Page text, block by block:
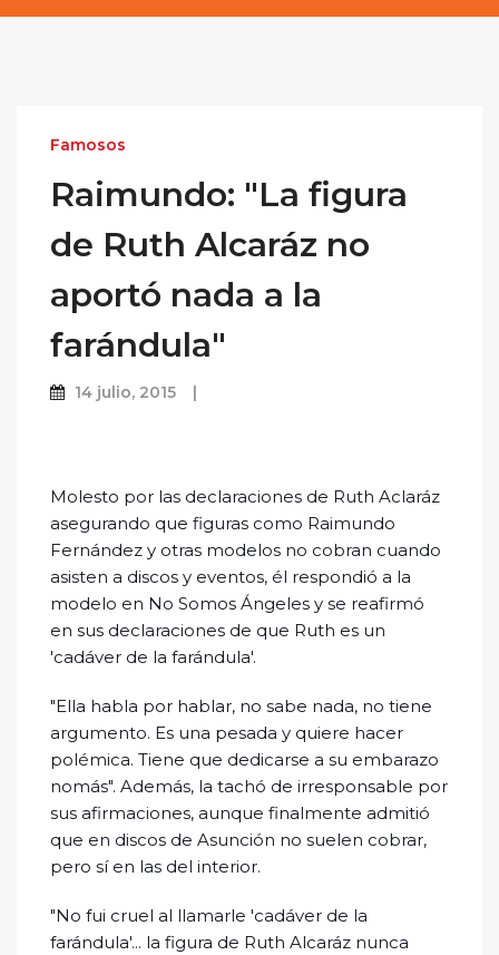
Famosos
Raimundo: "La figura
de Ruth Alcaráz no
aportó nada a la
farándula"
14 julio, 2015
Molesto por las declaraciones de Ruth Aclaráz
asegurando que figuras como Raimundo
Fernández y otras modelos no cobran cuando
asisten a discos y eventos, él respondió a la
modelo en No Somos Ángeles y se reafirmó
en sus declaraciones de que Ruth es un
'cadáver de la farándula'.
"Ella habla por hablar, no sabe nada, no tiene
argumento. Es una pesada y quiere hacer
polémica. Tiene que dedicarse a su embarazo
nomás". Además, la tachó de irresponsable por
sus afirmaciones, aunque finalmente admitió
que en discos de Asunción no suelen cobrar,
pero sí en las del interior.
"No fui cruel al llamarle 'cadáver de la
farándula'... la figura de Ruth Alcaráz nunca